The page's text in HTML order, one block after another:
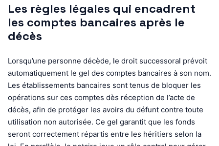
Les règles légales qui encadrent
les comptes bancaires après le
décès
Lorsqu’une personne décède, le droit successoral prévoit
automatiquement le gel des comptes bancaires à son nom.
Les établissements bancaires sont tenus de bloquer les
opérations sur ces comptes dès réception de l’acte de
décès, afin de protéger les avoirs du défunt contre toute
utilisation non autorisée. Ce gel garantit que les fonds
seront correctement répartis entre les héritiers selon la